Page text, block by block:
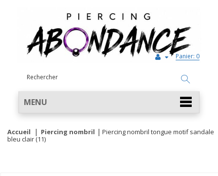
Panier: 0
MENU
Accueil Piercing nombril
Piercing nombril tongue motif sandale
bleu clair (11)